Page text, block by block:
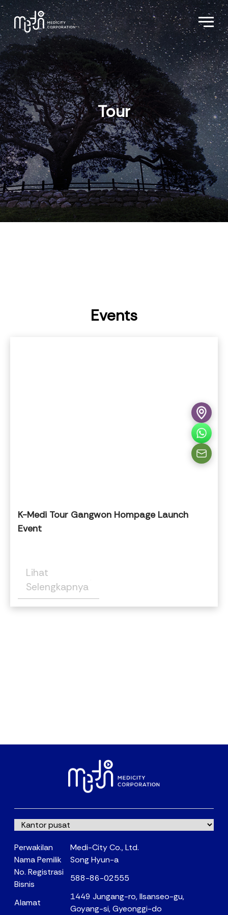
About Us
Layanan Pengobatan Medis
Medi Tour
Tour
Events
K-Medi Tour Gangwon Hompage Launch
Event
Lihat
Selengkapnya
Perwakilan
Medi-City Co., Ltd.
Nama Pemilik
Song Hyun-a
No. Registrasi
Bisnis
588-86-02555
Alamat
1449 Jungang-ro, Ilsanseo-gu,
Goyang-si, Gyeonggi-do